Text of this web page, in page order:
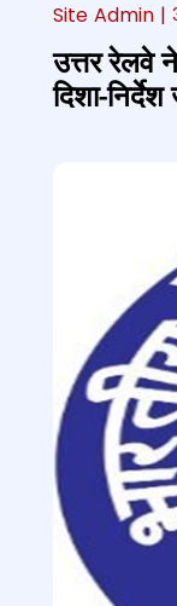
Site Admin |
उत्तर रेलवे
दिशा-